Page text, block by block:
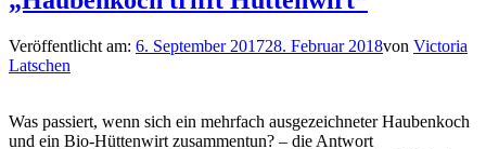
Veröffentlicht am: 6. September 201728. Februar 2018von Victoria
Latschen
Was passiert, wenn sich ein mehrfach ausgezeichneter Haubenkoch
und ein Bio-Hüttenwirt zusammentun? – die Antwort